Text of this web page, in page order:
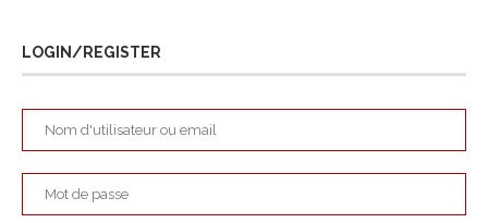
LOGIN/REGISTER